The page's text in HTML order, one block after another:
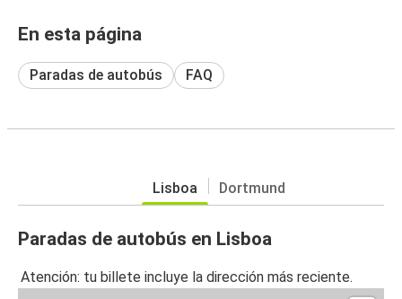
En esta página
Paradas de autobús FAQ
Lisboa Dortmund
Paradas de autobús en Lisboa
Atención: tu billete incluye la dirección más reciente.